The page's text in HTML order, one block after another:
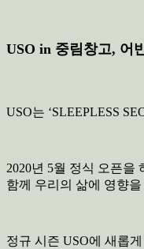
USO in 중림창고, 어
USO는 ‘SLEEPLESS
2020년 5월 정식 오픈을
함께 우리의 삶에 영향
정규 시즌 USO에 새롭